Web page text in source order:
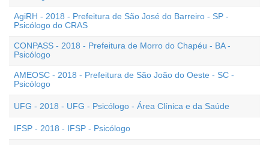
AgiRH - 2018 - Prefeitura de São José do Barreiro - SP -
Psicólogo do CRAS
CONPASS - 2018 - Prefeitura de Morro do Chapéu - BA -
Psicólogo
AMEOSC - 2018 - Prefeitura de São João do Oeste - SC -
Psicólogo
UFG - 2018 - UFG - Psicólogo - Área Clínica e da Saúde
IFSP - 2018 - IFSP - Psicólogo